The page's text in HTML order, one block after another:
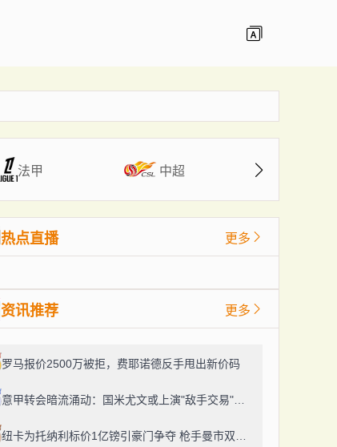
法甲 中超
热点直播 更多
资讯推荐 更多
罗马报价2500万被拒，费耶诺德反手甩出新价码